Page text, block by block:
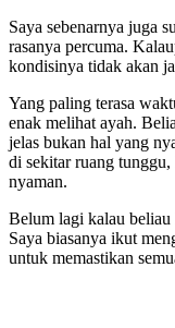
Saya sebenarnya juga
rasanya percuma.
kondisinya tidak akan
Yang paling terasa
enak melihat ayah.
jelas bukan hal yang
di sekitar ruang
nyaman.
Belum lagi kalau beliau
Saya biasanya ikut
untuk memastikan